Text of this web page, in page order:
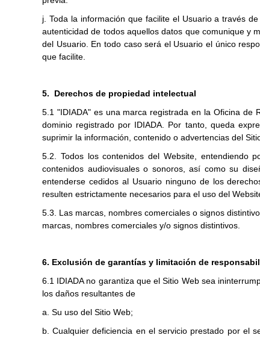
j. Toda la información que facilite el Usuario a través
autenticidad de todos aquellos datos que comunique y
del Usuario. En todo caso será el Usuario el único
que facilite.
5. Derechos de propiedad intelectual
5.1 "IDIADA" es una marca registrada en la Oficina de
dominio registrado por IDIADA. Por tanto, queda
suprimir la información, contenido o advertencias del
5.2. Todos los contenidos del Website, entendiendo
contenidos audiovisuales o sonoros, así como su
entenderse cedidos al Usuario ninguno de los
resulten estrictamente necesarios para el uso del
5.3. Las marcas, nombres comerciales o signos
marcas, nombres comerciales y/o signos distintivos.
6. Exclusión de garantías y limitación de
6.1 IDIADA no garantiza que el Sitio Web sea
los daños resultantes de
a. Su uso del Sitio Web;
b. Cualquier deficiencia en el servicio prestado por el